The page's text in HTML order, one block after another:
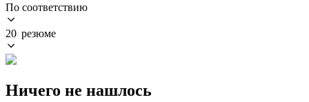
По соответствию
20 резюме
Ничего не нашлось